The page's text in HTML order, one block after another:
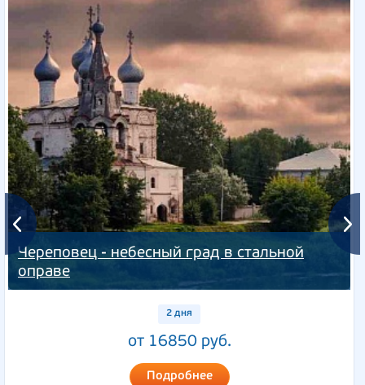
Череповец - небесный град в стальной
оправе
2 дня
от 16850 руб.
Подробнее